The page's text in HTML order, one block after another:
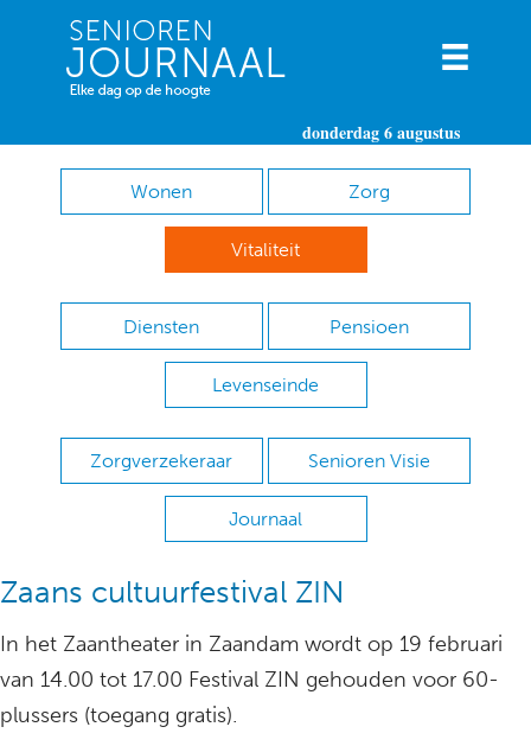
donderdag 6 augustus
Wonen Zorg
Vitaliteit
Diensten Pensioen
Levenseinde
Zorgverzekeraar Senioren Visie
Journaal
Zaans cultuurfestival ZIN
In het Zaantheater in Zaandam wordt op 19 februari
van 14.00 tot 17.00 Festival ZIN gehouden voor 60-
plussers (toegang gratis).